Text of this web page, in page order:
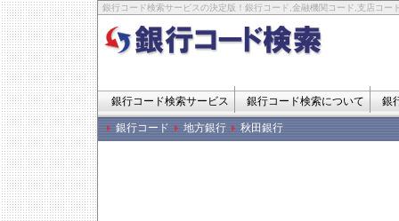
銀行コード検索サービスの決定版！銀行コード,金融機関コード,支店コー
銀行コード検索サービス 銀行コード検索について 銀
銀行コード 地方銀行 秋田銀行